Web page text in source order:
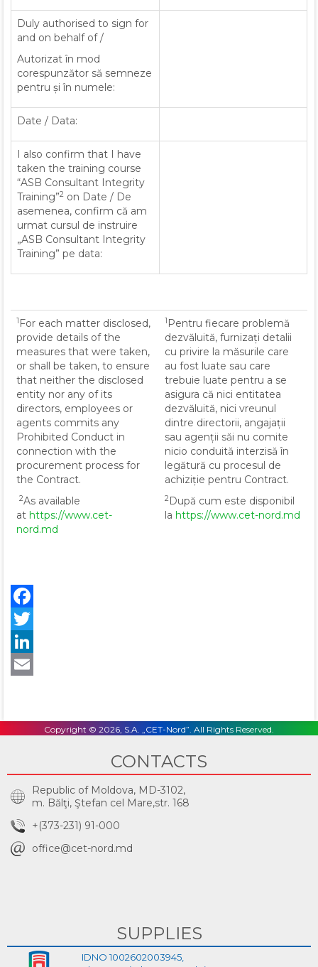
Duly authorised to sign for
and on behalf of /
Autorizat în mod
corespunzător să semneze
pentru și în numele:
Date / Data:
I also confirm that I have
taken the training course
“ASB Consultant Integrity
Training”2 on Date / De
asemenea, confirm că am
urmat cursul de instruire
„ASB Consultant Integrity
Training” pe data:
1 For each matter disclosed,
provide details of the
measures that were taken,
or shall be taken, to ensure
that neither the disclosed
entity nor any of its
directors, employees or
agents commits any
Prohibited Conduct in
connection with the
procurement process for
the Contract.
2As available
at https://www.cet-
nord.md
1 Pentru fiecare problemă
dezvăluită, furnizați detalii
cu privire la măsurile care
au fost luate sau care
trebuie luate pentru a se
asigura că nici entitatea
dezvăluită, nici vreunul
dintre directorii, angajații
sau agenții săi nu comite
nicio conduită interzisă în
legătură cu procesul de
achiziție pentru Contract.
2După cum este disponibil
la https://www.cet-nord.md
Copyright © 2026, S.A. „CET-Nord”. All Rights Reserved.
CONTACTS
Republic of Moldova, MD-3102,
m. Bălţi, Ştefan cel Mare,str. 168
+(373-231) 91-000
office@cet-nord.md
SUPPLIES
IDNO 1002602003945,